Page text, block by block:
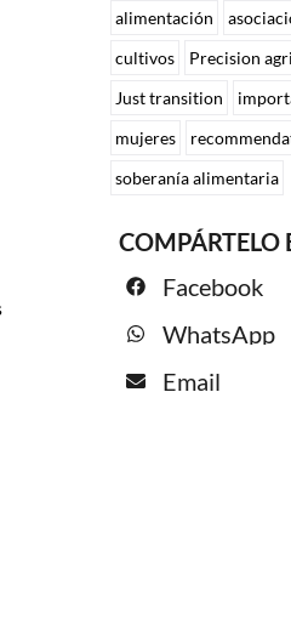
alimentación
cultivos
Precision
Just transition
mujeres
soberanía alimentaria
COMPÁRTELO
Facebook
WhatsApp
Email